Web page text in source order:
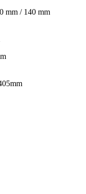
mm / 140 mm